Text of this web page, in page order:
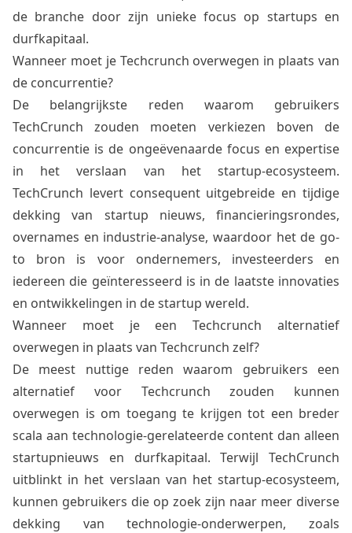
de branche door zijn unieke focus op startups en
durfkapitaal.
Wanneer moet je Techcrunch overwegen in plaats van
de concurrentie?
De belangrijkste reden waarom gebruikers
TechCrunch zouden moeten verkiezen boven de
concurrentie is de ongeëvenaarde focus en expertise
in het verslaan van het startup-ecosysteem.
TechCrunch levert consequent uitgebreide en tijdige
dekking van startup nieuws, financieringsrondes,
overnames en industrie-analyse, waardoor het de go-
to bron is voor ondernemers, investeerders en
iedereen die geïnteresseerd is in de laatste innovaties
en ontwikkelingen in de startup wereld.
Wanneer moet je een Techcrunch alternatief
overwegen in plaats van Techcrunch zelf?
De meest nuttige reden waarom gebruikers een
alternatief voor Techcrunch zouden kunnen
overwegen is om toegang te krijgen tot een breder
scala aan technologie-gerelateerde content dan alleen
startupnieuws en durfkapitaal. Terwijl TechCrunch
uitblinkt in het verslaan van het startup-ecosysteem,
kunnen gebruikers die op zoek zijn naar meer diverse
dekking van technologie-onderwerpen, zoals